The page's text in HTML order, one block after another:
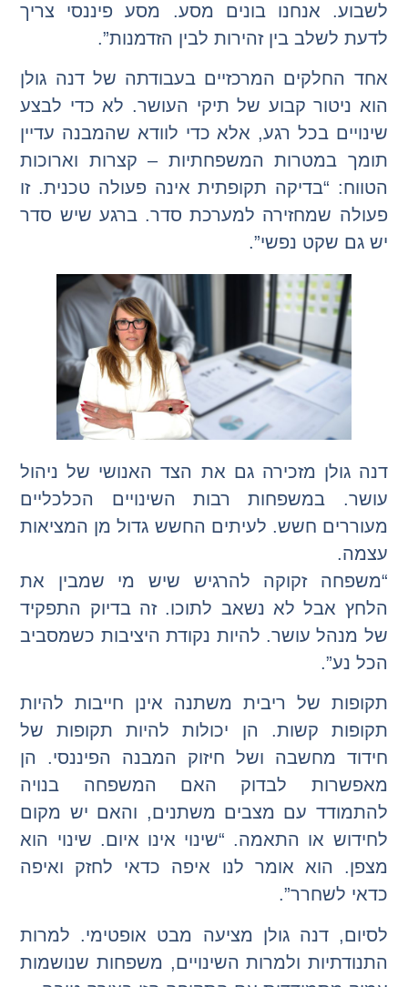
לשבוע. אנחנו בונים מסע. מסע פיננסי צריך
לדעת לשלב בין זהירות לבין הזדמנות”.
אחד החלקים המרכזיים בעבודתה של דנה גולן
הוא ניטור קבוע של תיקי העושר. לא כדי לבצע
שינויים בכל רגע, אלא כדי לוודא שהמבנה עדיין
תומך במטרות המשפחתיות – קצרות וארוכות
הטווח: “בדיקה תקופתית אינה פעולה טכנית. זו
פעולה שמחזירה למערכת סדר. ברגע שיש סדר
יש גם שקט נפשי”.
דנה גולן מזכירה גם את הצד האנושי של ניהול
עושר. במשפחות רבות השינויים הכלכליים
מעוררים חשש. לעיתים החשש גדול מן המציאות
עצמה.
“משפחה זקוקה להרגיש שיש מי שמבין את
הלחץ אבל לא נשאב לתוכו. זה בדיוק התפקיד
של מנהל עושר. להיות נקודת היציבות כשמסביב
הכל נע”.
תקופות של ריבית משתנה אינן חייבות להיות
תקופות קשות. הן יכולות להיות תקופות של
חידוד מחשבה ושל חיזוק המבנה הפיננסי. הן
מאפשרות לבדוק האם המשפחה בנויה
להתמודד עם מצבים משתנים, והאם יש מקום
לחידוש או התאמה. “שינוי אינו איום. שינוי הוא
מצפן. הוא אומר לנו איפה כדאי לחזק ואיפה
כדאי לשחרר”.
לסיום, דנה גולן מציעה מבט אופטימי. למרות
התנודתיות ולמרות השינויים, משפחות שנושמות